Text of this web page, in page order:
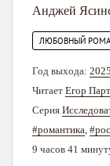
Анджей
ЛЮБОВНЫЙ
Год выхода: 2025
Читает Егор
Серия
#романтика
9 часов 41